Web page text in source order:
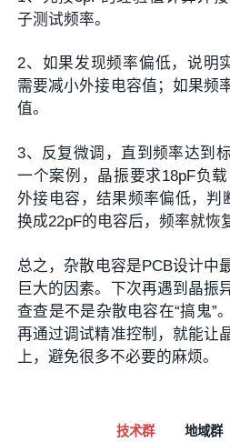
子测试频率。
2、如果发现频率偏低，说明
需要减小外接电容值；如果频
值。
3、反复微调，直到频率达到
一个案例，晶振要求18pF负
外接电容，结果频率偏低，判
换成22pF的电容后，频率就恢
总之，杂散电容是PCB设计中
巨大的因素。下次再遇到晶振
查查是不是杂散电容在“搞鬼”
再通过调试精准控制，就能让
上，避免很多不必要的麻烦。
技术群 地域群